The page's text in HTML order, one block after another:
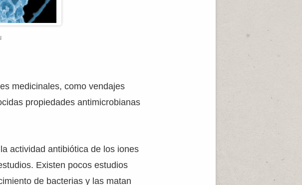
medicinales, como vendajes
propiedades antimicrobianas
actividad antibiótica de los iones
Existen pocos estudios
de bacterias y las matan